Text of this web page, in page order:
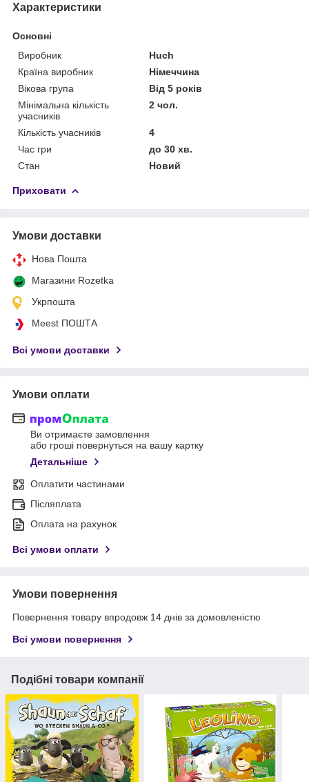
Характеристики
Основні
Виробник
Huch
Країна виробник
Німеччина
Вікова група
Від 5 років
Мінімальна кількість
учасників
2 чол.
Кількість учасників
4
Час гри
до 30 хв.
Стан
Новий
Приховати
Умови доставки
Нова Пошта
Магазини Rozetka
Укрпошта
Meest ПОШТА
Всі умови доставки
Умови оплати
Ви отримаєте замовлення
або гроші повернуться на вашу картку
Детальніше
Оплатити частинами
Післяплата
Оплата на рахунок
Всі умови оплати
Умови повернення
Повернення товару впродовж 14 днів за домовленістю
Всі умови повернення
Подібні товари компанії